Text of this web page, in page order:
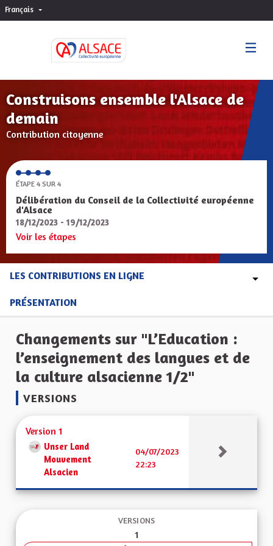
Français Choisir la langue
Construisons ensemble l'Alsace de
demain
Contribution citoyenne
ÉTAPE 4 SUR 4
Délibération du Conseil de la Collectivité européenne
d'Alsace
18/12/2023 - 19/12/2023
Voir les étapes
LES CONTRIBUTIONS EN LIGNE
PRÉSENTATION
Changements sur "L’Education :
l’enseignement des langues et de
la culture alsacienne 1/2"
VERSIONS
Version 1
Unser Land
Mouvement
Alsacien
04/07/2023
22:23
VERSIONS
1